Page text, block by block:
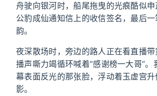
舟驶向银河时，船尾拖曳的光痕酷似
公豹成仙通知信上的收信签名，最后
韵。
夜深散场时，旁边的路人正在看直播
播声嘶力竭循环喊着“感谢榜一大哥”。
幕表面反光的那张脸，浮动着玉虚宫
影。